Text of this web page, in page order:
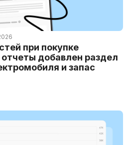
при покупке
добавлен раздел
и запас